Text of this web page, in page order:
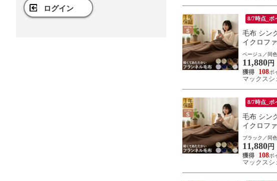
ログイン
8/7時点_ポ
毛布 シン
イクロフ
送料無料
ベージュ／同
11,880 円
108
マックスシ
8/7時点_ポ
毛布 シン
イクロフ
送料無料
ブラック／同
11,880 円
108
マックスシ